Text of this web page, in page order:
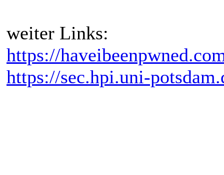
weiter Links:
https://
https://sec.hpi.uni-